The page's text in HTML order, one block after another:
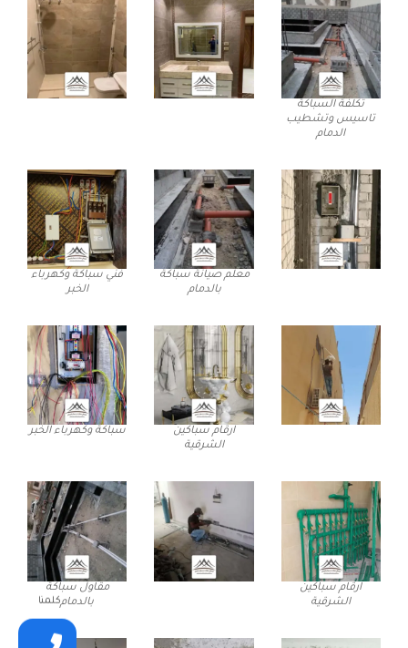
تكلفة السباكة
تاسيس وتشطيب
الدمام
معلم صيانة سباكة
بالدمام
فني سباكة وكهرباء
الخبر
ارقام سباكين
الشرقية
سباكة وكهرباء الخبر
ارقام سباكين
الشرقية
مقاول سباكة
بالدمامكلمنا